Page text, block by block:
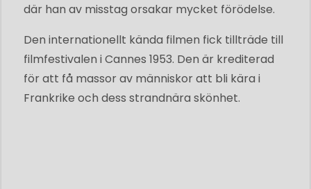
där han av misstag orsakar mycket förödelse.
Den internationellt kända filmen fick tillträde till
filmfestivalen i Cannes 1953. Den är krediterad
för att få massor av människor att bli kära i
Frankrike och dess strandnära skönhet.